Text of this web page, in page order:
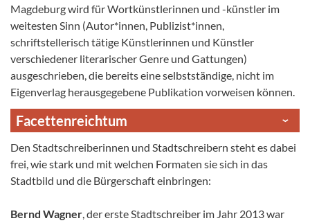
Magdeburg wird für Wortkünstlerinnen und -künstler im
weitesten Sinn (Autor*innen, Publizist*innen,
schriftstellerisch tätige Künstlerinnen und Künstler
verschiedener litera­rischer Genre und Gattungen)
ausgeschrieben, die bereits eine selbstständige, nicht im
Eigenverlag herausgegebene Publikation vorweisen können.
Facettenreichtum
Den Stadtschreiberinnen und Stadtschreibern steht es dabei
frei, wie stark und mit welchen Formaten sie sich in das
Stadtbild und die Bürgerschaft einbringen:
Bernd Wagner, der erste Stadtschreiber im Jahr 2013 war